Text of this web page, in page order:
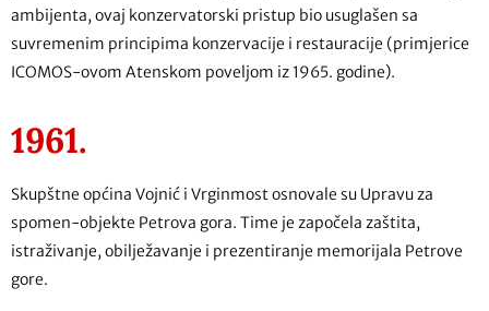
ambijenta, ovaj konzervatorski pristup bio usuglašen sa
suvremenim principima konzervacije i restauracije (primjerice
ICOMOS-ovom Atenskom poveljom iz 1965. godine).
1961.
Skupštne općina Vojnić i Vrginmost osnovale su Upravu za
spomen-objekte Petrova gora. Time je započela zaštita,
istraživanje, obilježavanje i prezentiranje memorijala Petrove
gore.